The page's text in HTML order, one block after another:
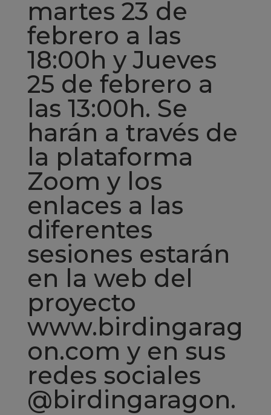
martes 23 de
febrero a las
18:00h y Jueves
25 de febrero a
las 13:00h. Se
harán a través de
la plataforma
Zoom y los
enlaces a las
diferentes
sesiones estarán
en la web del
proyecto
www.birdingarag
on.com y en sus
redes sociales
@birdingaragon.